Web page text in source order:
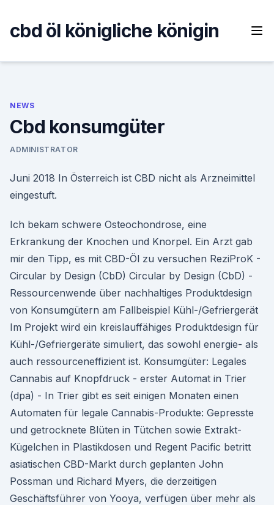
content
cbd öl königliche königin
NEWS
Cbd konsumgüter
ADMINISTRATOR
Juni 2018 In Österreich ist CBD nicht als Arzneimittel
eingestuft.
Ich bekam schwere Osteochondrose, eine
Erkrankung der Knochen und Knorpel. Ein Arzt gab
mir den Tipp, es mit CBD-Öl zu versuchen ReziProK -
Circular by Design (CbD) Circular by Design (CbD) -
Ressourcenwende über nachhaltiges Produktdesign
von Konsumgütern am Fallbeispiel Kühl-/Gefriergerät
Im Projekt wird ein kreislauffähiges Produktdesign für
Kühl-/Gefriergeräte simuliert, das sowohl energie- als
auch ressourceneffizient ist. Konsumgüter: Legales
Cannabis auf Knopfdruck - erster Automat in Trier
(dpa) - In Trier gibt es seit einigen Monaten einen
Automaten für legale Cannabis-Produkte: Gepresste
und getrocknete Blüten in Tütchen sowie Extrakt-
Kügelchen in Plastikdosen und Regent Pacific betritt
asiatischen CBD-Markt durch geplanten John
Possman und Richard Myers, die derzeitigen
Geschäftsführer von Yooya, verfügen über mehr als